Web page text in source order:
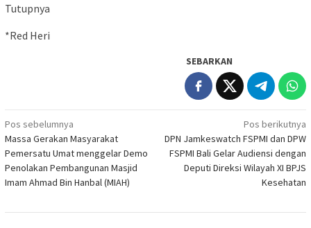
Tutupnya
*Red Heri
SEBARKAN
Navigasi
pos
Pos sebelumnya
Massa Gerakan Masyarakat
Pemersatu Umat menggelar Demo
Penolakan Pembangunan Masjid
Imam Ahmad Bin Hanbal (MIAH)
Pos berikutnya
DPN Jamkeswatch FSPMI dan DPW
FSPMI Bali Gelar Audiensi dengan
Deputi Direksi Wilayah XI BPJS
Kesehatan